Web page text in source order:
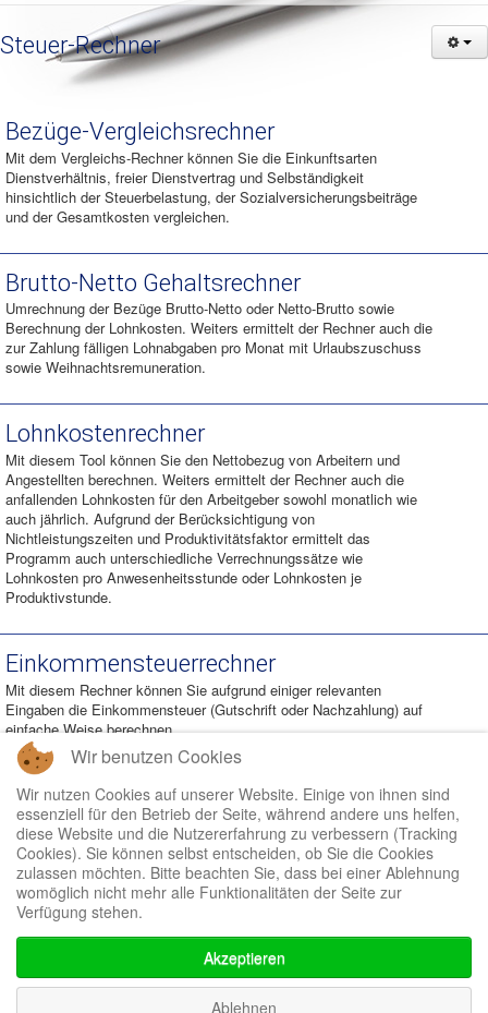
Steuer-Rechner
Bezüge-Vergleichsrechner
Mit dem Vergleichs-Rechner können Sie die Einkunftsarten
Dienstverhältnis, freier Dienstvertrag und Selbständigkeit
hinsichtlich der Steuerbelastung, der Sozialversicherungsbeiträge
und der Gesamtkosten vergleichen.
Brutto-Netto Gehaltsrechner
Umrechnung der Bezüge Brutto-Netto oder Netto-Brutto sowie
Berechnung der Lohnkosten. Weiters ermittelt der Rechner auch die
zur Zahlung fälligen Lohnabgaben pro Monat mit Urlaubszuschuss
sowie Weihnachtsremuneration.
Lohnkostenrechner
Mit diesem Tool können Sie den Nettobezug von Arbeitern und
Angestellten berechnen. Weiters ermittelt der Rechner auch die
anfallenden Lohnkosten für den Arbeitgeber sowohl monatlich wie
auch jährlich. Aufgrund der Berücksichtigung von
Nichtleistungszeiten und Produktivitätsfaktor ermittelt das
Programm auch unterschiedliche Verrechnungssätze wie
Lohnkosten pro Anwesenheitsstunde oder Lohnkosten je
Produktivstunde.
Einkommensteuerrechner
Mit diesem Rechner können Sie aufgrund einiger relevanten
Eingaben die Einkommensteuer (Gutschrift oder Nachzahlung) auf
einfache Weise berechnen.
Kreditrechner
Ein einfacher Kreditrechner, der aufgrund der Angabe von
Kreditbetrag, Laufzeit und Zinshöhe die Rückzahlungsrate sowie die
Gesamtrückzahlung berechnet.
Startseite
Wir benutzen Cookies
Wir nutzen Cookies auf unserer Website. Einige von ihnen sind
essenziell für den Betrieb der Seite, während andere uns helfen,
diese Website und die Nutzererfahrung zu verbessern (Tracking
Cookies). Sie können selbst entscheiden, ob Sie die Cookies
zulassen möchten. Bitte beachten Sie, dass bei einer Ablehnung
womöglich nicht mehr alle Funktionalitäten der Seite zur
Verfügung stehen.
Akzeptieren
Ablehnen